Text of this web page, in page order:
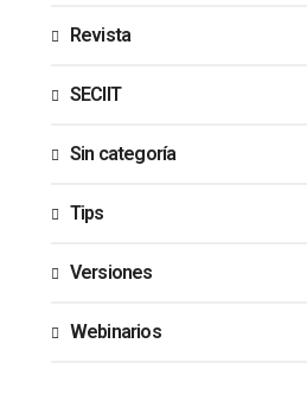
Revista
SECIIT
Sin categoría
Tips
Versiones
Webinarios